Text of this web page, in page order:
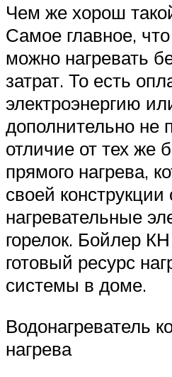
Чем же хорош
Самое главное,
можно нагревать
затрат. То есть
электроэнергию
дополнительно не
отличие от тех же
прямого нагрева,
своей
нагревательные
горелок. Бойлер
готовый ресурс
системы в доме.
Водонагреватель
нагрева